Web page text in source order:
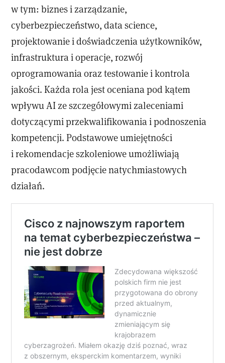
w tym: biznes i zarządzanie,
cyberbezpieczeństwo, data science,
projektowanie i doświadczenia użytkowników,
infrastruktura i operacje, rozwój
oprogramowania oraz testowanie i kontrola
jakości. Każda rola jest oceniana pod kątem
wpływu AI ze szczegółowymi zaleceniami
dotyczącymi przekwalifikowania i podnoszenia
kompetencji. Podstawowe umiejętności
i rekomendacje szkoleniowe umożliwiają
pracodawcom podjęcie natychmiastowych
działań.